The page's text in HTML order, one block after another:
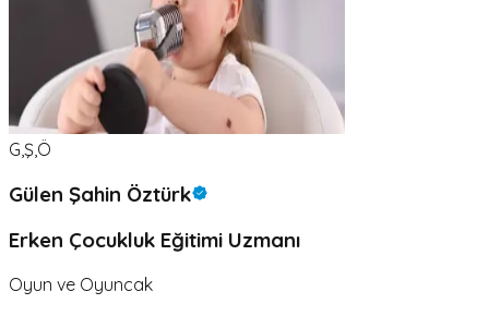
G,Ş,Ö
Gülen Şahin Öztürk
Erken Çocukluk Eğitimi Uzmanı
Oyun ve Oyuncak